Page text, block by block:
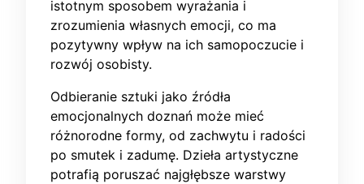
istotnym sposobem wyrażania i
zrozumienia własnych emocji, co ma
pozytywny wpływ na ich samopoczucie i
rozwój osobisty.
Odbieranie sztuki jako źródła
emocjonalnych doznań może mieć
różnorodne formy, od zachwytu i radości
po smutek i zadumę. Dzieła artystyczne
potrafią poruszać najgłębsze warstwy